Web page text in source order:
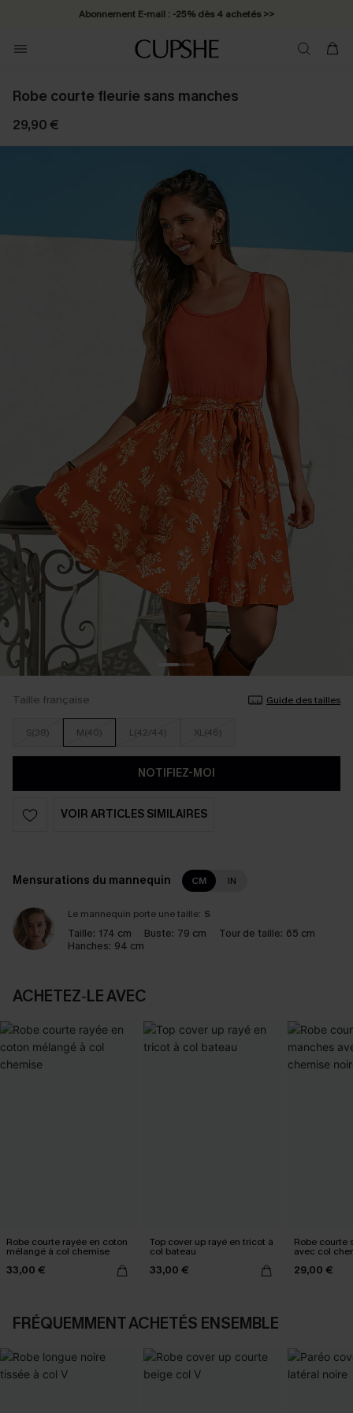
Abonnement E-mail : -25% dès 4 achetés >>
Robe courte fleurie sans manches
29,90 €
Taille française Guide des tailles
S(38) M(40) L(42/44) XL(46)
NOTIFIEZ-MOI
VOIR ARTICLES SIMILAIRES
Mensurations du mannequin CM IN
Le mannequin porte une taille: S
Taille: 174 cm Buste: 79 cm Tour de taille: 65 cm
Hanches: 94 cm
ACHETEZ‑LE AVEC
Robe courte rayée en coton
mélangé à col chemise
33,00 €
Top cover up rayé en tricot à
col bateau
33,00 €
Robe courte
avec col
29,00 €
FRÉQUEMMENT ACHETÉS ENSEMBLE